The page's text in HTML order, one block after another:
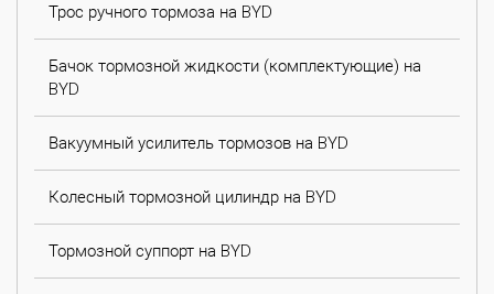
Трос ручного тормоза на BYD
Бачок тормозной жидкости (комплектующие) на
BYD
Вакуумный усилитель тормозов на BYD
Колесный тормозной цилиндр на BYD
Тормозной суппорт на BYD